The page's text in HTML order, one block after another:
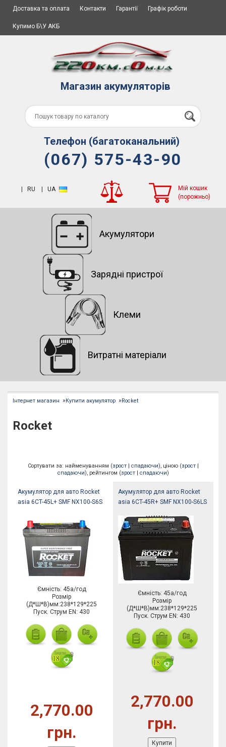
Доставка та оплата Контакти Гарантії Графік роботи
Купимо Б\У АКБ
Магазин акумуляторів
Телефон (багатоканальний)
(067) 575-43-90
RU UA
Мій кошик
(порожньо)
Акумулятори
Зарядні пристрої
Клеми
Витратні матеріали
Інтернет магазин »Купити акумулятор »Rocket
Rocket
Сортувати за: найменуванням (зрост| спадаючи), ціною (зрост|
спадаючи), рейтингом (зрост| спадаючи)
Акумулятор для авто Rocket
asia 6CT-45L+ SMF NX100-S6S
Ємність: 45а/год
Розмір
(Д*Ш*В)мм:238*129*225
Пуск. Струм EN: 430
2,770.00
грн.
Акумулятор для авто Rocket
asia 6CT-45R+ SMF NX100-S6LS
Ємність: 45а/год
Розмір
(Д*Ш*В)мм:238*129*225
Пуск. Струм EN: 430
2,770.00
грн.
Купити